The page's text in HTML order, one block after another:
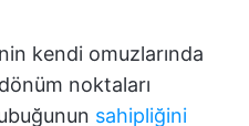
kendi omuzlarında
noktaları
sahipliğini